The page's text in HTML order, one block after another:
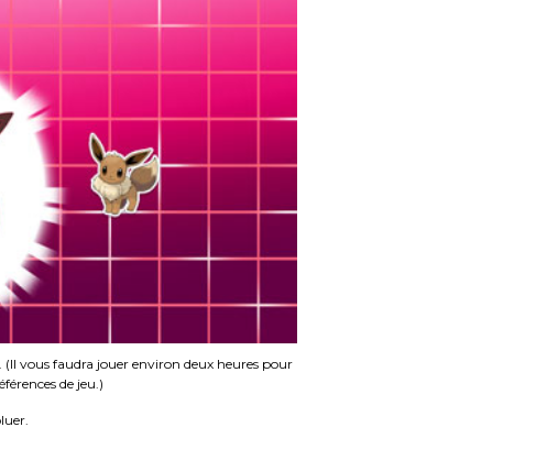
(Il vous faudra jouer environ deux heures pour
de jeu.)